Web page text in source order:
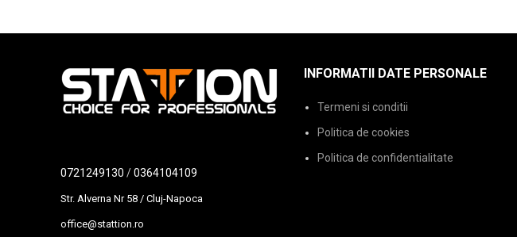
0721249130 /0364104109
Str. Alverna Nr 58 / Cluj-Napoca
office@stattion.ro
INFORMATII DATE PERSONALE
Termeni si conditii
Politica de cookies
Politica de confidentialitate